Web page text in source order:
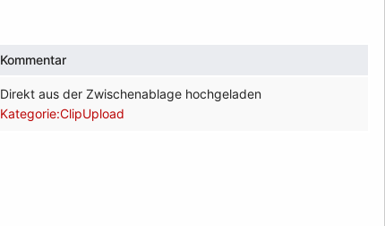
Kommentar
Direkt aus der Zwischenablage hochgeladen
Kategorie:ClipUpload